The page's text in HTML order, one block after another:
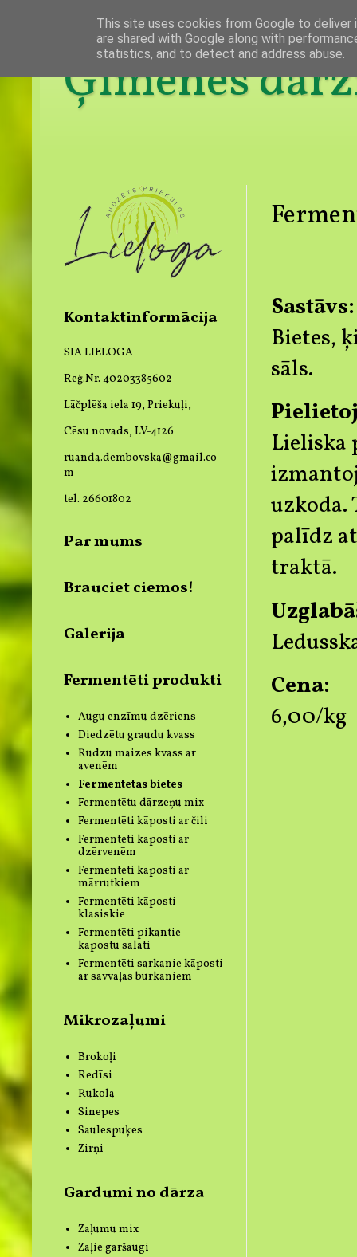
Ģimenes
Sastāvs:
Bietes,
sāls.
Lieliska
uzkoda.
palīdz
traktā.
Cena:
6,00/kg
Kontaktinformācija
SIA LIELOGA
Reģ.Nr. 40203385602
Lāčplēša iela 19, Priekuļi,
Cēsu novads, LV-4126
ruanda.dembovska@gmail.co
m
tel. 26601802
Par mums
Brauciet ciemos!
Galerija
Fermentēti produkti
Augu enzīmu dzēriens
Diedzētu graudu kvass
Rudzu maizes kvass ar
avenēm
Fermentētas bietes
Fermentētu dārzeņu mix
Fermentēti kāposti ar čili
Fermentēti kāposti ar
dzērvenēm
Fermentēti kāposti ar
mārrutkiem
Fermentēti kāposti
klasiskie
Fermentēti pikantie
kāpostu salāti
Fermentēti sarkanie kāposti
ar savvaļas burkāniem
Mikrozaļumi
Brokoļi
Redīsi
Rukola
Sinepes
Saulespuķes
Zirņi
Gardumi no dārza
Zaļumu mix
Zaļie garšaugi
This site uses cookies from Google to
are shared with Google along with
statistics, and to detect and address abuse.